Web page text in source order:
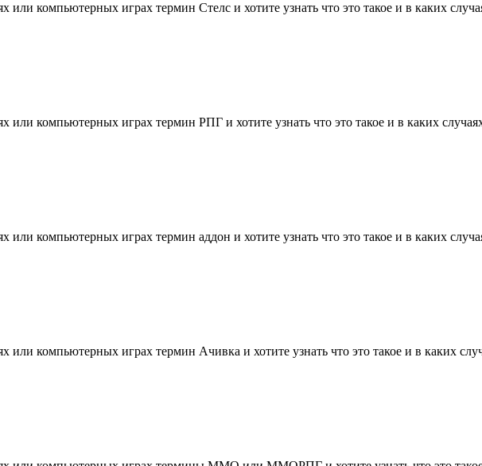
или компьютерных играх термин Стелс и хотите узнать что это такое и в каких
или компьютерных играх термин РПГ и хотите узнать что это такое и в каких
или компьютерных играх термин аддон и хотите узнать что это такое и в каких
или компьютерных играх термин Ачивка и хотите узнать что это такое и в каких